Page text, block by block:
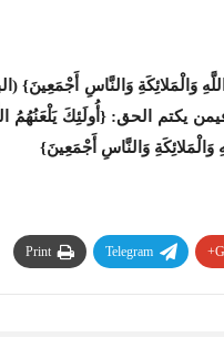
يكتم الحق: {أُولَئِكَ يَلْعَنُهُمُ
وَالْمَلائِكَةِ وَالنَّاسِ أَجْمَعِينَ}
Telegram
Print